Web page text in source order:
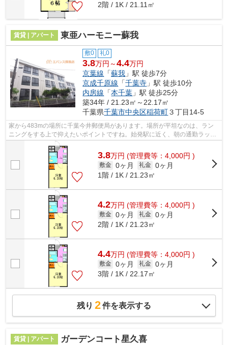
2階 / 1K / 21.11㎡
賃貸 | アパート 東亜ハーモニー蘇我
敷0 礼0
3.8万円～4.4万円
京葉線 「蘇我 」駅 徒歩7分
京成千原線 「千葉寺 」駅 徒歩10分
内房線 「本千葉 」駅 徒歩25分
築34年 / 21.23㎡～22.17㎡
千葉県千葉市中央区稲荷町３丁目14-5
家から483mの場所に千葉今井郵便局があります。場所が平坦なのは、ラン
ニングをする上で抑えたいポイントですね。始発駅に近く、朝の通勤ラッシ
ュでも座席に座りやすいです。新着情報...
3.8万円 (管理費等：4,000円 )
敷金 0ヶ月 礼金 0ヶ月
1階 / 1K / 21.23㎡
4.2万円 (管理費等：4,000円 )
敷金 0ヶ月 礼金 0ヶ月
2階 / 1K / 21.23㎡
4.4万円 (管理費等：4,000円 )
敷金 0ヶ月 礼金 0ヶ月
3階 / 1K / 22.17㎡
残り 2件を表示する
賃貸 | アパート ガーデンコート星久喜